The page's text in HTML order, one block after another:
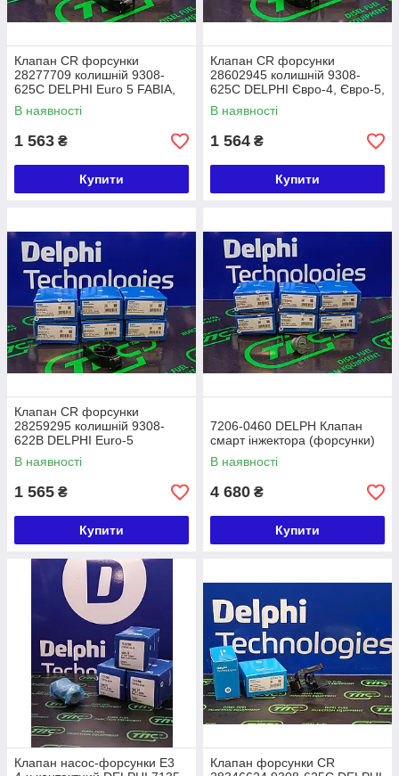
Клапан CR форсунки
28277709 колишній 9308-
625C DELPHI Euro 5 FABIA,
IBIZA, POLO, PRAKTIK,
ROOMSTER, VOLKSWAGEN
В наявності
1 563 ₴
Купити
Клапан CR форсунки
28602945 колишній 9308-
625C DELPHI Євро-4, Євро-5,
Євро-6
В наявності
1 564 ₴
Купити
Клапан CR форсунки
28259295 колишній 9308-
622B DELPHI Euro-5
В наявності
1 565 ₴
Купити
7206-0460 DELPH Клапан
смарт інжектора (форсунки)
В наявності
4 680 ₴
Купити
Клапан насос-форсунки E3
Клапан форсунки CR